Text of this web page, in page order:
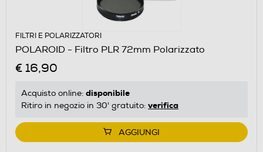
FILTRI E POLARIZZATORI
POLAROID - Filtro PLR 72mm Polarizzato
€ 16,90
Acquisto online: disponibile
Ritiro in negozio in 30' gratuito: verifica
AGGIUNGI